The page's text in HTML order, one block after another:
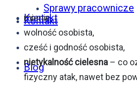
Kontakt
Sprawy pracownicze
Blog
Kontakt
mienie,
wolność osobista,
cześć i godność osobista,
nietykalność cielesna – co
fizyczny atak, nawet bez